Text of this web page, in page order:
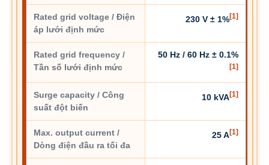
Rated grid voltage / Điện
áp lưới định mức
230 V ± 1%[1]
Rated grid frequency /
Tần số lưới định mức
50 Hz / 60 Hz ± 0.1%
[1]
Surge capacity / Công
suất đột biến
10 kVA[1]
Max. output current /
Dòng điện đầu ra tối đa
25 A[1]